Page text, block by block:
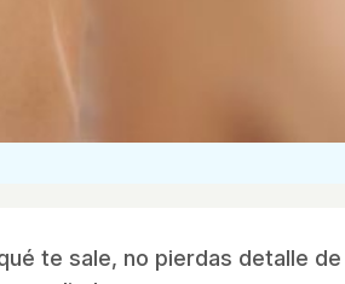
te sale, no pierdas detalle de